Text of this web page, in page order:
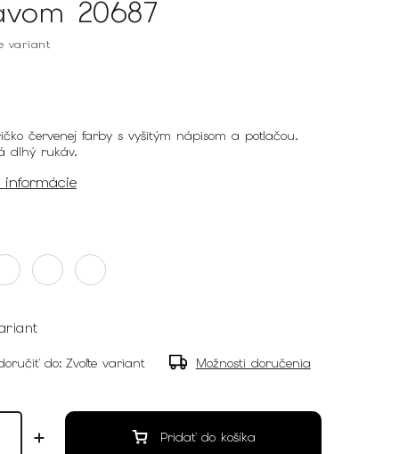
20687
variant
červenej farby s vyšitým nápisom a potlačou.
dlhý rukáv.
informácie
do: Zvoľte variant Možnosti doručenia
Pridať do košíka